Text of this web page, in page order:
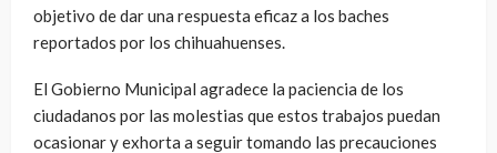
objetivo de dar una respuesta eficaz a los baches
reportados por los chihuahuenses.
El Gobierno Municipal agradece la paciencia de los
ciudadanos por las molestias que estos trabajos puedan
ocasionar y exhorta a seguir tomando las precauciones